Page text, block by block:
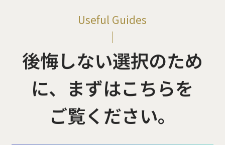
Useful Guides
後悔しない選択のため
に、 まずはこちらを
ご覧ください。